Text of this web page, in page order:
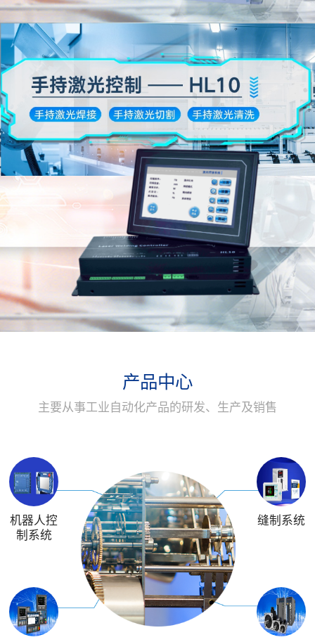
产品中心
主要从事工业自动化产品的研发、生产及销售
机器人控
制系统
缝制系统